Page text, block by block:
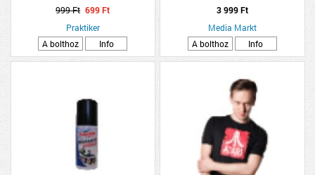
999 Ft 699 Ft
Praktiker
A bolthoz
Info
3 999 Ft
Media Markt
A bolthoz
Info